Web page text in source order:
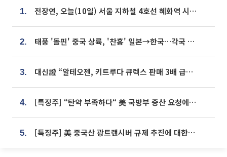
1. 전장연, 오늘(10일) 서울 지하철 4호선 혜화역 시위…1호선 용산역 무정차
2. 태풍 '돌핀' 중국 상륙, '찬홈' 일본→한국…각국 기상청 예상 경로는?
3. 대신證 “알테오젠, 키트루다 큐렉스 판매 3배 급증…목표가 41만원 상향”
4. [특징주] “탄약 부족하다“ 美 국방부 증산 요청에⋯국내 방산주 급등세
5. [특징주] 美 중국산 광트랜시버 규제 추진에 대한광통신 등 광통신株 강세